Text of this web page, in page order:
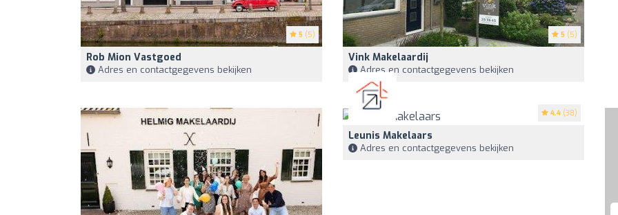
5 (5)
Rob Mion Vastgoed
Adres en contactgegevens bekijken
5 (5)
Vink Makelaardij
Adres en contactgegevens bekijken
4.4 (38)
Leunis Makelaars
Adres en contactgegevens bekijken